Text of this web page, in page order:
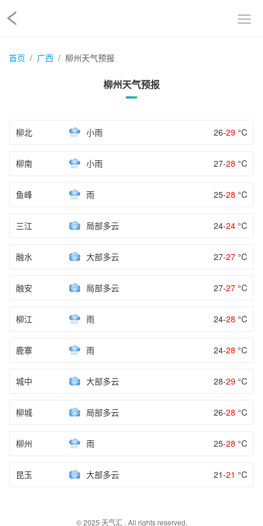
首页 广西 柳州天气预报
柳州天气预报
柳北 小雨 26-29 °C
柳南 小雨 27-28 °C
鱼峰 雨 25-28 °C
三江 局部多云 24-24 °C
融水 大部多云 27-27 °C
融安 局部多云 27-27 °C
柳江 雨 24-28 °C
鹿寨 雨 24-28 °C
城中 大部多云 28-29 °C
柳城 局部多云 26-28 °C
柳州 雨 25-28 °C
昆玉 大部多云 21-21 °C
© 2025 天气汇. All rights reserved.